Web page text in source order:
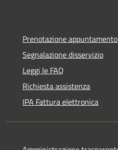
Prenotazione appuntamento
Segnalazione disservizio
Leggi le FAQ
Richiesta assistenza
IPA Fattura elettronica